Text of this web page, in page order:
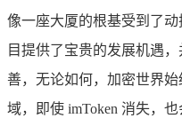
像一座大厦的根基受到了
目提供了宝贵的发展机遇
善，无论如何，加密世界
域，即使 imToken 消失，